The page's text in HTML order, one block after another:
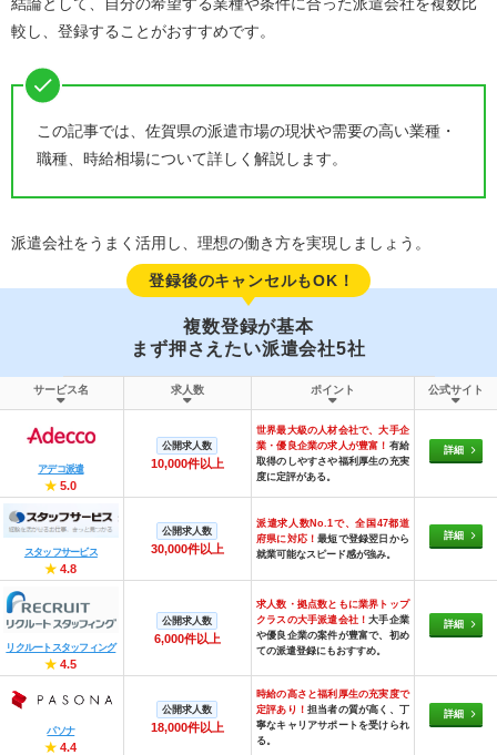
較し、登録することがおすすめです。
この記事では、佐賀県の派遣市場の現状や需要の高い業種・
職種、時給相場について詳しく解説します。
派遣会社をうまく活用し、理想の働き方を実現しましょう。
登録後のキャンセルもOK！
複数登録が基本
まず押さえたい派遣会社5社
サービス名 求人数 ポイント 公式サイト
アデコ派遣
★ 5.0
公開求人数
10,000件以上
世界最大級の人材会社で、大手企
業・優良企業の求人が豊富！ 有給
取得のしやすさや福利厚生の充実
度に定評がある。
詳細
スタッフサービス
★ 4.8
公開求人数
30,000件以上
派遣求人数No.1で、全国47都道
府県に対応！最短で登録翌日から
就業可能なスピード感が強み。
詳細
リクルートスタッフィング
★ 4.5
公開求人数
6,000件以上
求人数・拠点数ともに業界トップ
クラスの大手派遣会社！大手企業
や優良企業の案件が豊富で、初め
ての派遣登録にもおすすめ。
詳細
パソナ
★ 4.4
公開求人数
18,000件以上
時給の高さと福利厚生の充実度で
定評あり！ 担当者の質が高く、丁
寧なキャリアサポートを受けられ
る。
詳細